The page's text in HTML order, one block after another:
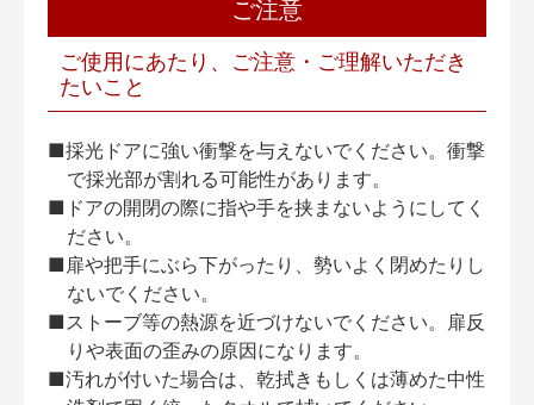
ご注意
ご使用にあたり、ご注意・ご理解いただき
たいこと
■採光ドアに強い衝撃を与えないでください。衝撃
で採光部が割れる可能性があります。
■ドアの開閉の際に指や手を挟まないようにしてく
ださい。
■扉や把手にぶら下がったり、勢いよく閉めたりし
ないでください。
■ストーブ等の熱源を近づけないでください。扉反
りや表面の歪みの原因になります。
■汚れが付いた場合は、乾拭きもしくは薄めた中性